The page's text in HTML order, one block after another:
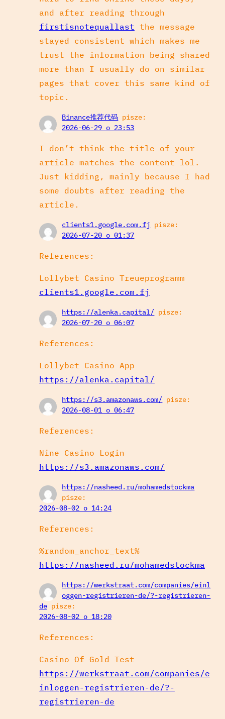
and after reading through
firstisnotequallast the message
stayed consistent which makes me
trust the information being shared
more than I usually do on similar
pages that cover this same kind of
topic.
Binance推荐代码 pisze:
2026-06-29 o 23:53
I don’t think the title of your
article matches the content lol.
Just kidding, mainly because I had
some doubts after reading the
article.
clients1.google.com.fj pisze:
2026-07-20 o 01:37
References:
Lollybet Casino Treueprogramm
clients1.google.com.fj
https://alenka.capital/ pisze:
2026-07-20 o 06:07
References:
Lollybet Casino App
https://alenka.capital/
https://s3.amazonaws.com/ pisze:
2026-08-01 o 06:47
References:
Nine Casino Login
https://s3.amazonaws.com/
https://nasheed.ru/mohamedstockma
pisze:
2026-08-02 o 14:24
References:
%random_anchor_text%
https://nasheed.ru/mohamedstockma
https://werkstraat.com/companies/einl
oggen-registrieren-de/?-registrieren-
de pisze:
2026-08-02 o 18:20
References:
Casino Of Gold Test
https://werkstraat.com/companies/e
inloggen-registrieren-de/?-
registrieren-de